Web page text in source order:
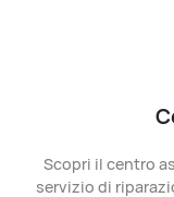
Scopri il centro
servizio di